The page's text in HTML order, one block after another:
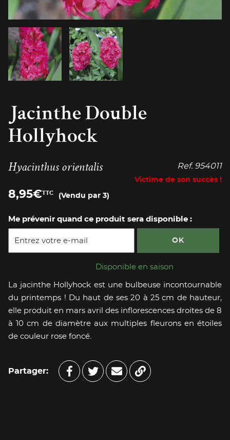
Jacinthe Double
Hollyhock
Hyacinthus orientalis Ref. 954011
Victime de son succès !
8,95€TTC (Vendu par 3)
Me prévenir quand ce produit sera disponible :
OK
Disponible en saison
La jacinthe Hollyhock est une bulbeuse incontournable
du printemps ! Du haut de ses 20 à 25 cm de hauteur,
elle produit en mars avril des inflorescences droites de 8
à 10 cm de diamètre aux multiples fleurons en étoiles
de couleur rose foncé.
Partager: